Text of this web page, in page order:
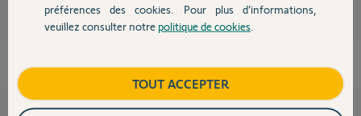
Contact
préférences des cookies. Pour plus d’informations,
veuillez consulter notre politique de cookies
TOUT ACCEPTER